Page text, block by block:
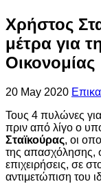
Χρήστος
μέτρα για
Οικονομίας
20 May 2020
Τους 4 πυλώνες
πριν από λίγο ο
Σταϊκούρας, οι
της απασχόλησης,
επιχειρήσεις, σε
αντιμετώπιση του